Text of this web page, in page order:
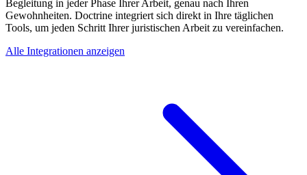
Begleitung in jeder Phase Ihrer Arbeit, genau nach Ihren
Gewohnheiten. Doctrine integriert sich direkt in Ihre täglichen
Tools, um jeden Schritt Ihrer juristischen Arbeit zu vereinfachen.
Alle Integrationen anzeigen